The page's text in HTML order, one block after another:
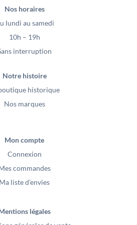
Nos horaires
lundi au samedi
10h – 19h
interruption
Notre histoire
historique
Nos marques
Mon compte
Connexion
commandes
Ma liste d’envies
légales